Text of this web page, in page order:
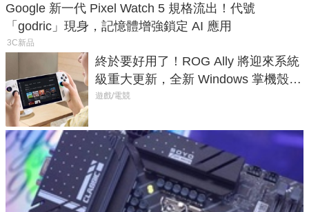
Google 新一代 Pixel Watch 5 規格流出！代號
「godric」現身，記憶體增強鎖定 AI 應用
3C新品
終於要好用了！ROG Ally 將迎來系統
級重大更新，全新 Windows 掌機殼模
式讓操作就像 Xbox 一樣順暢
遊戲/電競